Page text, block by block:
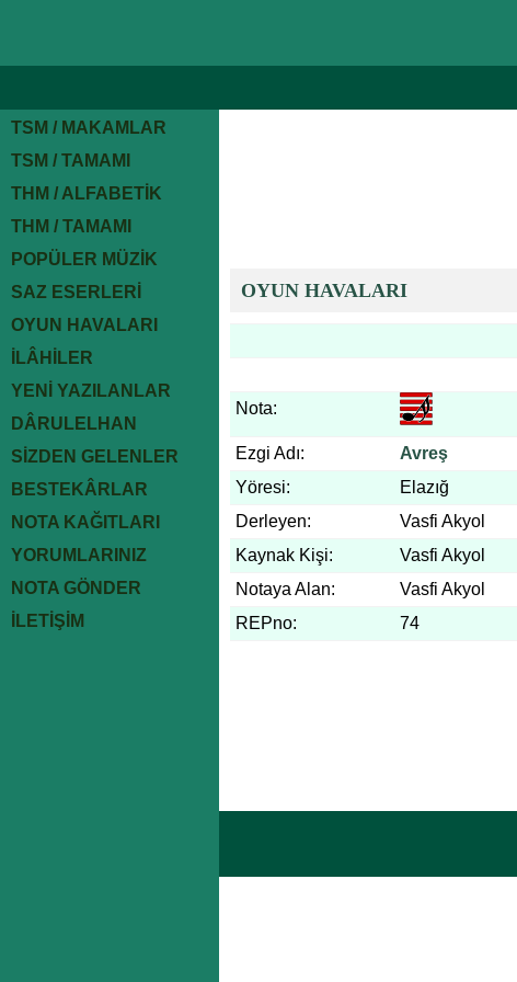
TSM / MAKAMLAR
TSM / TAMAMI
THM / ALFABETİK
THM / TAMAMI
POPÜLER MÜZİK
SAZ ESERLERİ
OYUN HAVALARI
İLÂHİLER
YENİ YAZILANLAR
DÂRULELHAN
SİZDEN GELENLER
BESTEKÂRLAR
NOTA KAĞITLARI
YORUMLARINIZ
NOTA GÖNDER
İLETİŞİM
OYUN HAVALARI
Nota:
Ezgi Adı:
Avreş
Yöresi:
Elazığ
Derleyen:
Vasfi Akyol
Kaynak Kişi:
Vasfi Akyol
Notaya Alan:
Vasfi Akyol
REPno:
74